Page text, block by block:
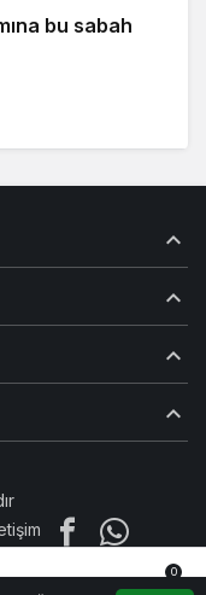
bu sabah
0